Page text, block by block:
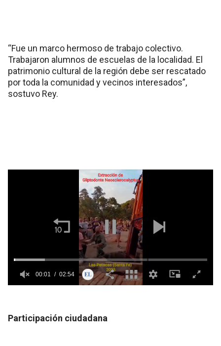
“Fue un marco hermoso de trabajo colectivo.
Trabajaron alumnos de escuelas de la localidad. El
patrimonio cultural de la región debe ser rescatado
por toda la comunidad y vecinos interesados”,
sostuvo Rey.
Participación ciudadana